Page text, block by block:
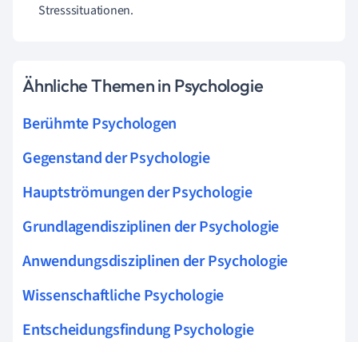
Stresssituationen.
Ähnliche Themen in Psychologie
Berühmte Psychologen
Gegenstand der Psychologie
Hauptströmungen der Psychologie
Grundlagendisziplinen der Psychologie
Anwendungsdisziplinen der Psychologie
Wissenschaftliche Psychologie
Entscheidungsfindung Psychologie